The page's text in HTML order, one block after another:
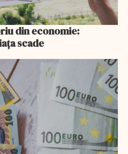
din economie:
scade